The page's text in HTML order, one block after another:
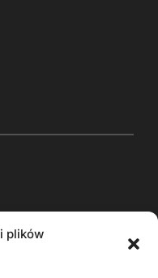
plików